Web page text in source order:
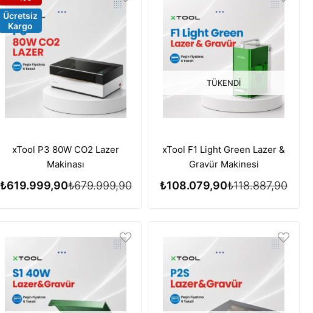
xTool P3 80W CO2 Lazer
Makinası
₺619.999,90₺679.999,90
Ücretsiz
Kargo
TÜKENDI
xTool F1 Light Green Lazer &
Gravür Makinesi
₺108.079,90₺118.887,90